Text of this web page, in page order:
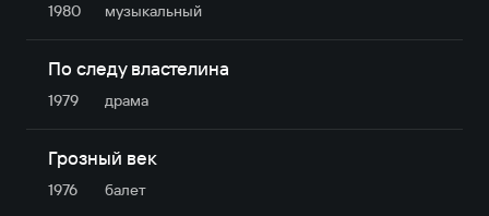
1980 музыкальный
По следу властелина
1979 драма
Грозный век
1976 балет